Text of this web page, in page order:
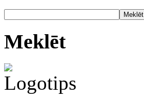
Meklēt
Meklēt